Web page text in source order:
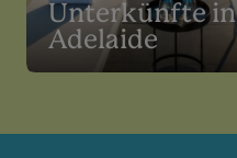
Unterkünfte in
Adelaide